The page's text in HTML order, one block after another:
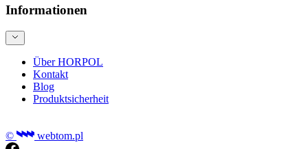
Informationen
Über HORPOL
Kontakt
Blog
Produktsicherheit
© webtom.pl